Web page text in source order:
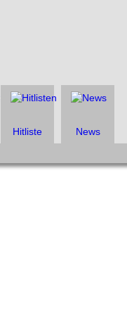
Hitliste News